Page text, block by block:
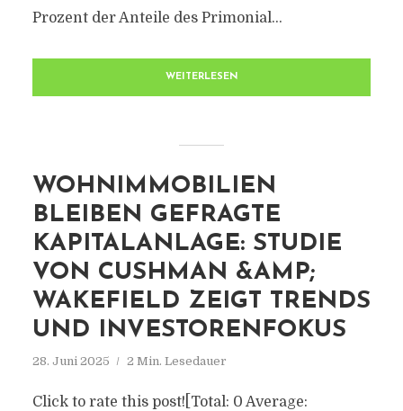
Prozent der Anteile des Primonial...
WEITERLESEN
WOHNIMMOBILIEN
BLEIBEN GEFRAGTE
KAPITALANLAGE: STUDIE
VON CUSHMAN &AMP;
WAKEFIELD ZEIGT TRENDS
UND INVESTORENFOKUS
28. Juni 2025 2 Min. Lesedauer
Click to rate this post![Total: 0 Average: